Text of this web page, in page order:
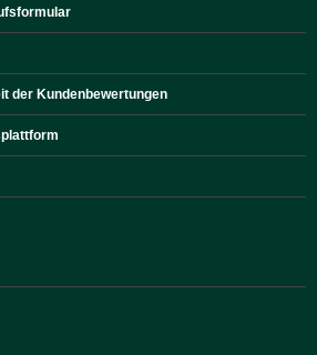
der Kundenbewertungen